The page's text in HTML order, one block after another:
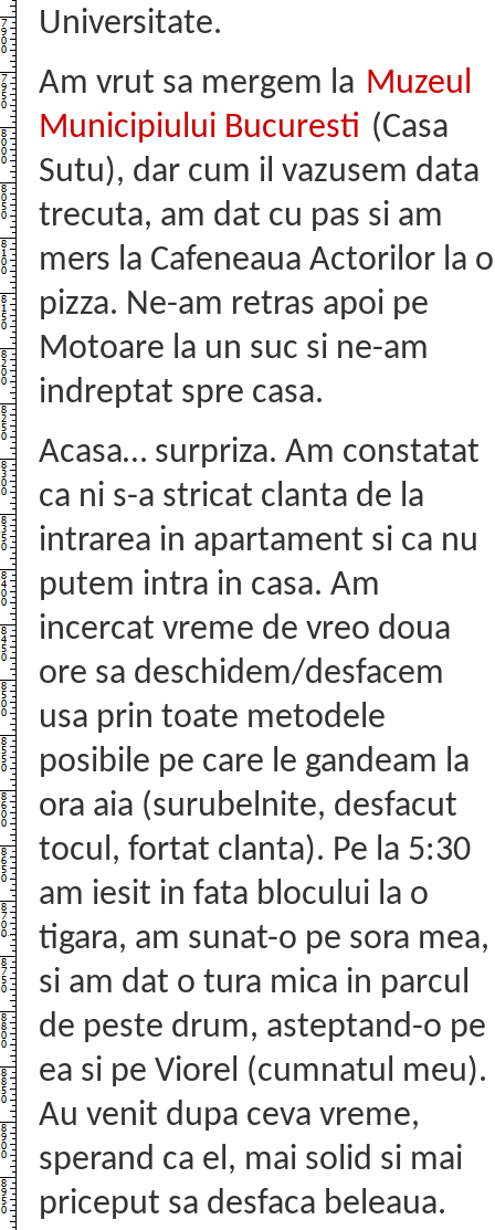
Universitate.
Am vrut sa mergem la Muzeul
Municipiului Bucuresti (Casa
Sutu), dar cum il vazusem data
trecuta, am dat cu pas si am
mers la Cafeneaua Actorilor la o
pizza. Ne-am retras apoi pe
Motoare la un suc si ne-am
indreptat spre casa.
Acasa… surpriza. Am constatat
ca ni s-a stricat clanta de la
intrarea in apartament si ca nu
putem intra in casa. Am
incercat vreme de vreo doua
ore sa deschidem/desfacem
usa prin toate metodele
posibile pe care le gandeam la
ora aia (surubelnite, desfacut
tocul, fortat clanta). Pe la 5:30
am iesit in fata blocului la o
tigara, am sunat-o pe sora mea,
si am dat o tura mica in parcul
de peste drum, asteptand-o pe
ea si pe Viorel (cumnatul meu).
Au venit dupa ceva vreme,
sperand ca el, mai solid si mai
priceput sa desfaca beleaua.